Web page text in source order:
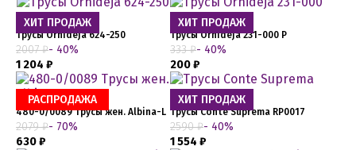
ХИТ ПРОДАЖ
Трусы Orhideja 624-250
2007 ₽- 40%
1 204 ₽
ХИТ ПРОДАЖ
Трусы Orhideja 231-000 Р
333 ₽- 40%
200 ₽
РАСПРОДАЖА
480-0/0089 Трусы жен. Albina-L
2079 ₽- 70%
630 ₽
ХИТ ПРОДАЖ
Трусы Conte Suprema RP0017
2590 ₽- 40%
1 554 ₽